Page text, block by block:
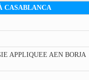
CASABLANCA
APPLIQUEE AEN BORJA